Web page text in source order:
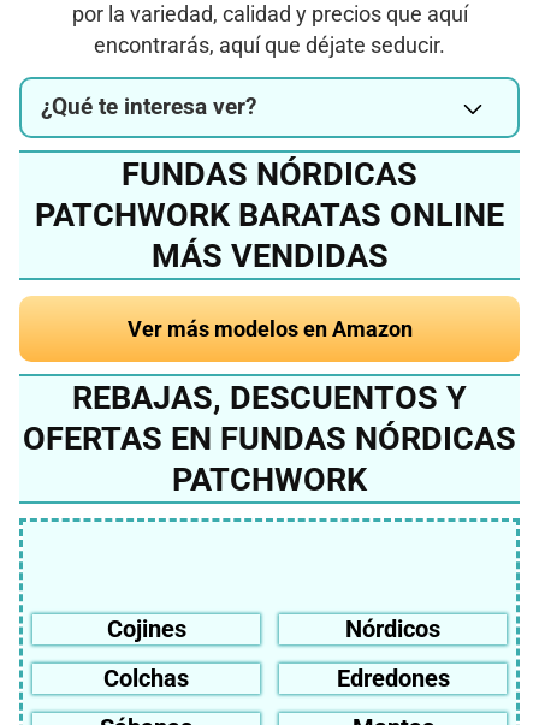
por la variedad, calidad y precios que aquí
encontrarás, aquí que déjate seducir.
¿Qué te interesa ver?
FUNDAS NÓRDICAS
PATCHWORK BARATAS ONLINE
MÁS VENDIDAS
Ver más modelos en Amazon
REBAJAS, DESCUENTOS Y
OFERTAS EN FUNDAS NÓRDICAS
PATCHWORK
Cojines
Nórdicos
Colchas
Edredones